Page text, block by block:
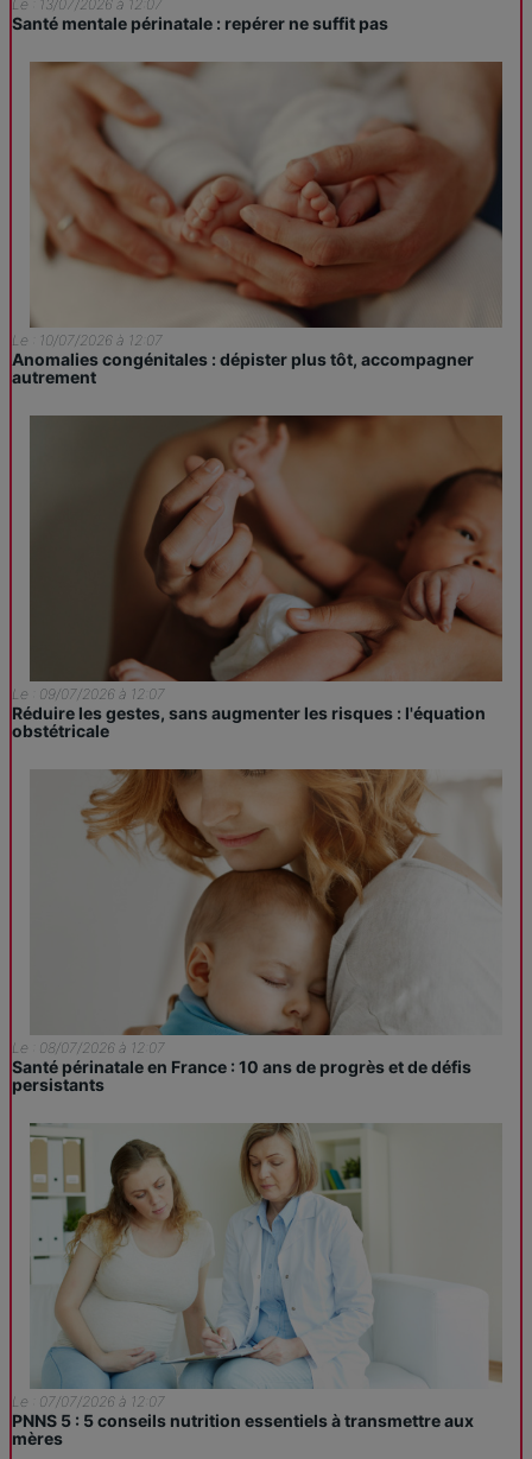
Le : 13/07/2026 à 12:07
Santé mentale périnatale : repérer ne suffit pas
Le : 10/07/2026 à 12:07
Anomalies congénitales : dépister plus tôt, accompagner
autrement
Le : 09/07/2026 à 12:07
Réduire les gestes, sans augmenter les risques : l'équation
obstétricale
Le : 08/07/2026 à 12:07
Santé périnatale en France : 10 ans de progrès et de défis
persistants
Le : 07/07/2026 à 12:07
PNNS 5 : 5 conseils nutrition essentiels à transmettre aux
mères